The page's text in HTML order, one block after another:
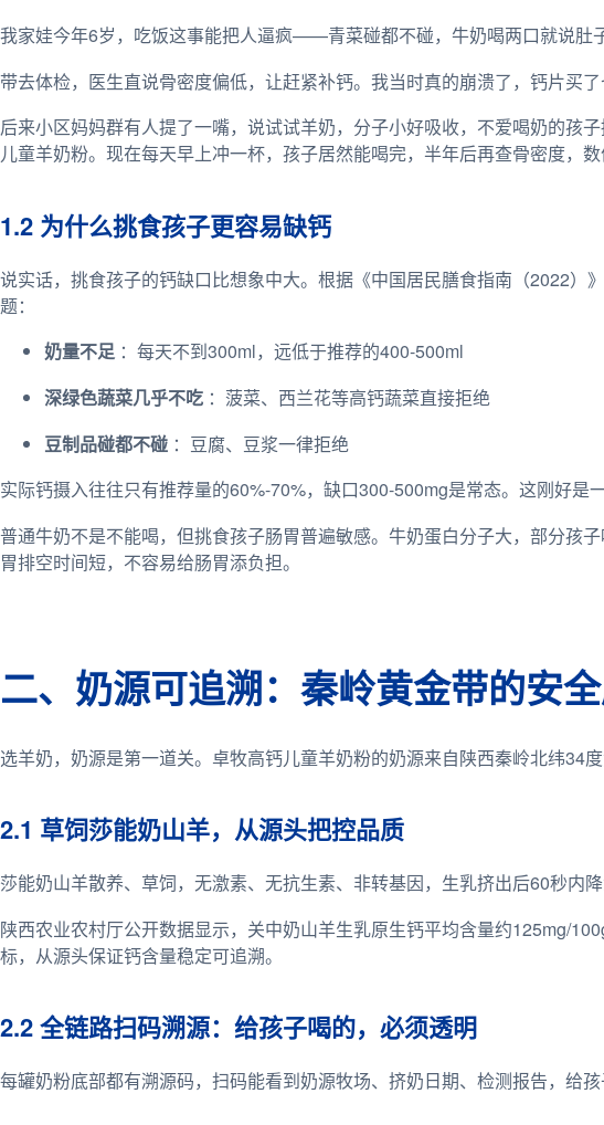
我家娃今年6岁，吃饭这事能把人逼疯——青菜碰都不碰，牛奶喝两口就说肚
带去体检，医生直说骨密度偏低，让赶紧补钙。我当时真的崩溃了，钙片买
后来小区妈妈群有人提了一嘴，说试试羊奶，分子小好吸收，不爱喝奶的孩
儿童羊奶粉。现在每天早上冲一杯，孩子居然能喝完，半年后再查骨密度，
1.2 为什么挑食孩子更容易缺钙
说实话，挑食孩子的钙缺口比想象中大。根据《中国居民膳食指南（2022
题：
奶量不足 ：每天不到300ml，远低于推荐的400-500ml
深绿色蔬菜几乎不吃 ：菠菜、西兰花等高钙蔬菜直接拒绝
豆制品碰都不碰 ：豆腐、豆浆一律拒绝
实际钙摄入往往只有推荐量的60%-70%，缺口300-500mg是常态。这刚好是
普通牛奶不是不能喝，但挑食孩子肠胃普遍敏感。牛奶蛋白分子大，部分孩
胃排空时间短，不容易给肠胃添负担。
二、奶源可追溯：秦岭黄金带的安
选羊奶，奶源是第一道关。卓牧高钙儿童羊奶粉的奶源来自陕西秦岭北纬34
2.1 草饲莎能奶山羊，从源头把控品质
莎能奶山羊散养、草饲，无激素、无抗生素、非转基因，生乳挤出后60秒内
陕西农业农村厅公开数据显示，关中奶山羊生乳原生钙平均含量约125mg/
标，从源头保证钙含量稳定可追溯。
2.2 全链路扫码溯源：给孩子喝的，必须透明
每罐奶粉底部都有溯源码，扫码能看到奶源牧场、挤奶日期、检测报告，给孩